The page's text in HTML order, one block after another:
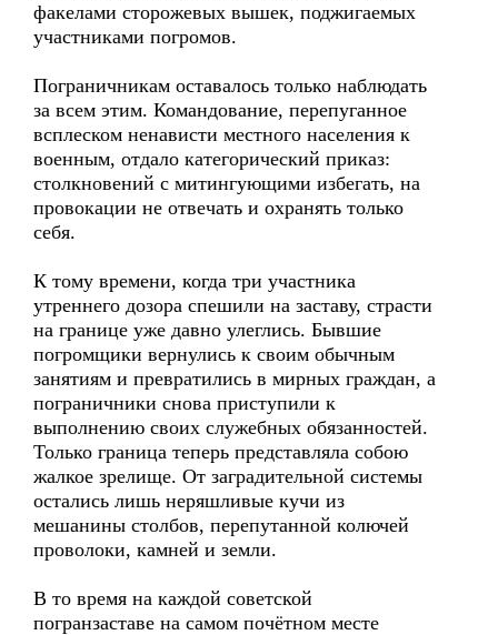
факелами сторожевых вышек, поджигаемых
участниками погромов.
Пограничникам оставалось только наблюдать
за всем этим. Командование, перепуганное
всплеском ненависти местного населения к
военным, отдало категорический приказ:
столкновений с митингующими избегать, на
провокации не отвечать и охранять только
себя.
К тому времени, когда три участника
утреннего дозора спешили на заставу, страсти
на границе уже давно улеглись. Бывшие
погромщики вернулись к своим обычным
занятиям и превратились в мирных граждан, а
пограничники снова приступили к
выполнению своих служебных обязанностей.
Только граница теперь представляла собою
жалкое зрелище. От заградительной системы
остались лишь неряшливые кучи из
мешанины столбов, перепутанной колючей
проволоки, камней и земли.
В то время на каждой советской
погранзаставе на самом почётном месте